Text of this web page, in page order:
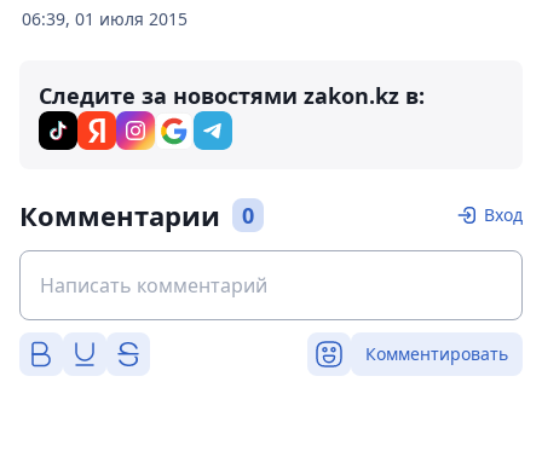
06:39, 01 июля 2015
Следите за новостями zakon.kz в:
Комментарии 0 Вход
Комментировать